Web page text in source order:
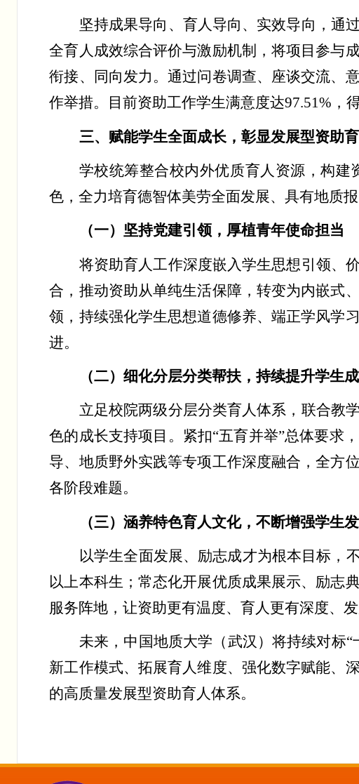
坚持成果导向、育人导向、实效导向，通
全育人成效综合评价与激励机制，将项目参与
衔接、同向发力。通过问卷调查、座谈交流、
作举措。目前资助工作学生满意度达97.51% ，
三、赋能学生全面成长，彰显发展型资助
学校统筹整合校内外优质育人资源，构
色，全力培育德智体美劳全面发展、具有地质
（一）坚持党建引领，厚植青年使命担当
将资助育人工作深度嵌入学生思想引领、
合，推动资助从单纯生活保障，转变为内嵌式
领，持续强化学生思想道德修养、端正学风学
进。
（二）细化分层分类帮扶，持续提升学生
立足校院两级分层分类育人体系，联合教
色的成长支持项目。紧扣“五育并举”总体要求
导、地质野外实践等专项工作深度融合，全方
各阶段难题。
（三）涵养特色育人文化，不断增强学生
以学生全面发展、励志成才为根本目标，
以上本科生；常态化开展优质成果展示、励志
服务阵地，让资助更有温度、育人更有深度、
未来，中国地质大学（武汉）将持续对标“
新工作模式、拓展育人维度、强化数字赋能、
的高质量发展型资助育人体系。